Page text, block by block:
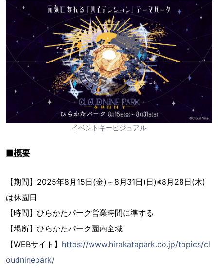
イベントキービジュアル
■概要
【期間】2025年8月15日(金)～8月31日(日)※8月28日(木)
は休園日
【時間】ひらかたパーク営業時間に準ずる
【場所】ひらかたパーク園内全域
【WEBサイト】 https://www.hirakatapark.co.jp/topics/cl
oudninepark/